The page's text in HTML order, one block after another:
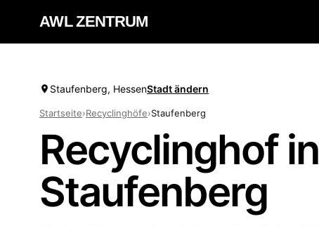
AWL ZENTRUM
Staufenberg, HessenStadt ändern
Startseite›Recyclinghöfe›Staufenberg
Recyclinghof in
Staufenberg